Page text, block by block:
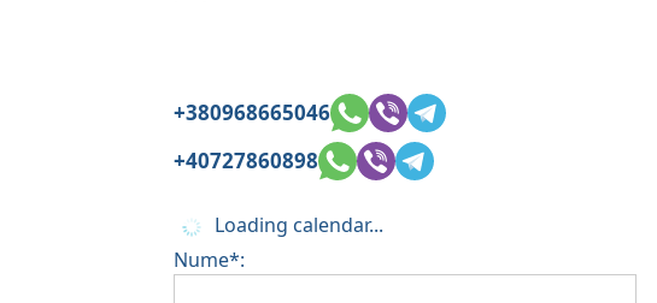
+380968665046
+40727860898
Loading calendar...
Nume*: